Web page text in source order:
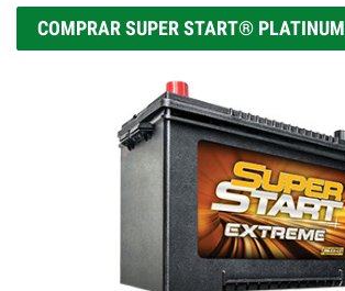
COMPRAR SUPER START® PLATINUM